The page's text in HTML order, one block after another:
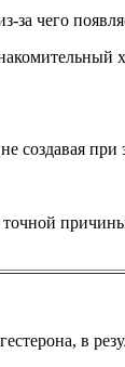
чего
создавая
в